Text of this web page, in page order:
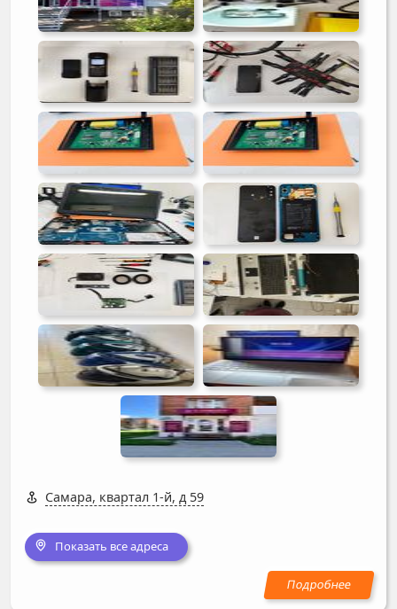
Самара, квартал 1-й, д 59
Показать все адреса